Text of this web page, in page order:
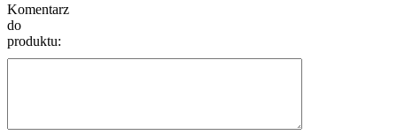
Komentarz
do
produktu: